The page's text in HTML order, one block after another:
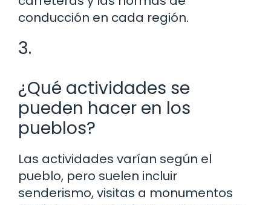
conducción en cada región.
3.
¿Qué actividades se
pueden hacer en los
pueblos?
Las actividades varían según el
pueblo, pero suelen incluir
senderismo, visitas a monumentos